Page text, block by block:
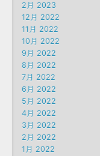
2月 2023
12月 2022
11月 2022
10月 2022
9月 2022
8月 2022
7月 2022
6月 2022
5月 2022
4月 2022
3月 2022
2月 2022
1月 2022